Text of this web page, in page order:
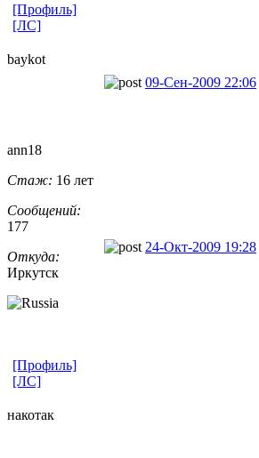
[Профиль]
[ЛС]
baykot
09-Сен-2009 22:06
ann18
Стаж: 16 лет
Сообщений:
177
Откуда:
Иркутск
24-Окт-2009 19:28
[Профиль]
[ЛС]
накотак